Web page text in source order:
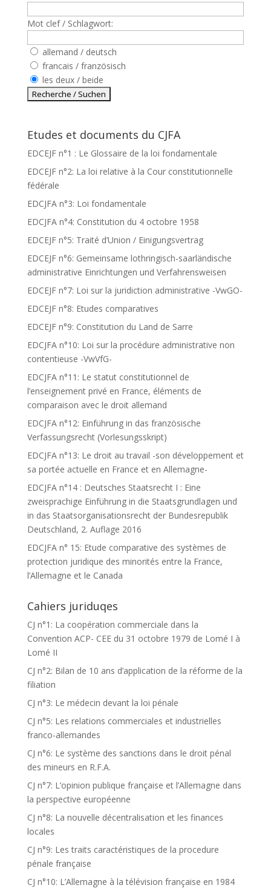
Mot clef / Schlagwort:
allemand / deutsch
francais / französisch
les deux / beide
Etudes et documents du CJFA
EDCEJF n°1 : Le Glossaire de la loi fondamentale
EDCEJF n°2: La loi relative à la Cour constitutionnelle
fédérale
EDCJFA n°3: Loi fondamentale
EDCJFA n°4: Constitution du 4 octobre 1958
EDCEJF n°5: Traité d’Union / Einigungsvertrag
EDCEJF n°6: Gemeinsame lothringisch-saarländische
administrative Einrichtungen und Verfahrensweisen
EDCEJF n°7: Loi sur la juridiction administrative -VwGO-
EDCEJF n°8: Etudes comparatives
EDCEJF n°9: Constitution du Land de Sarre
EDCJFA n°10: Loi sur la procédure administrative non
contentieuse -VwVfG-
EDCJFA n°11: Le statut constitutionnel de
l’enseignement privé en France, éléments de
comparaison avec le droit allemand
EDCJFA n°12: Einführung in das französische
Verfassungsrecht (Vorlesungsskript)
EDCJFA n°13: Le droit au travail -son développement et
sa portée actuelle en France et en Allemagne-
EDCJFA n°14 : Deutsches Staatsrecht I : Eine
zweisprachige Einführung in die Staatsgrundlagen und
in das Staatsorganisationsrecht der Bundesrepublik
Deutschland, 2. Auflage 2016
EDCJFA n° 15: Etude comparative des systèmes de
protection juridique des minorités entre la France,
l’Allemagne et le Canada
Cahiers juriduqes
CJ n°1: La coopération commerciale dans la
Convention ACP- CEE du 31 octobre 1979 de Lomé I à
Lomé II
CJ n°2: Bilan de 10 ans d’application de la réforme de la
filiation
CJ n°3: Le médecin devant la loi pénale
CJ n°5: Les relations commerciales et industrielles
franco-allemandes
CJ n°6: Le système des sanctions dans le droit pénal
des mineurs en R.F.A.
CJ n°7: L’opinion publique française et l’Allemagne dans
la perspective européenne
CJ n°8: La nouvelle décentralisation et les finances
locales
CJ n°9: Les traits caractéristiques de la procedure
pénale française
CJ n°10: L’Allemagne à la télévision française en 1984